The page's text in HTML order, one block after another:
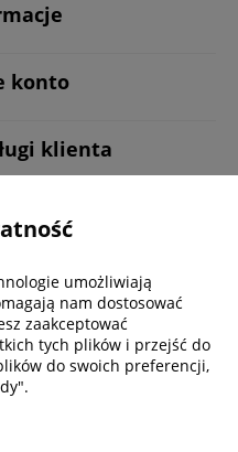
konto
klienta
umożliwiają
nam dostosować
zaakceptować
tych plików i przejść do
do swoich preferencji,